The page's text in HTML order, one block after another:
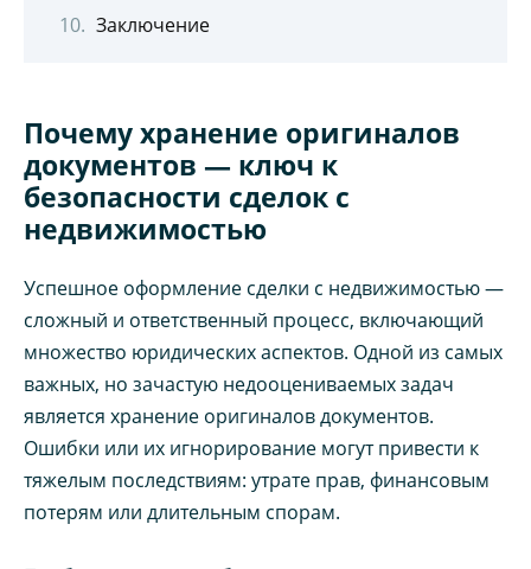
Заключение
Почему хранение оригиналов
документов — ключ к
безопасности сделок с
недвижимостью
Успешное оформление сделки с недвижимостью —
сложный и ответственный процесс, включающий
множество юридических аспектов. Одной из самых
важных, но зачастую недооцениваемых задач
является хранение оригиналов документов.
Ошибки или их игнорирование могут привести к
тяжелым последствиям: утрате прав, финансовым
потерям или длительным спорам.